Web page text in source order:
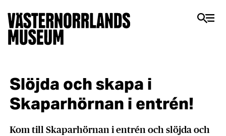
Slöjda och skapa i
Skaparhörnan i entrén!
Kom till Skaparhörnan i entrén och slöjda och